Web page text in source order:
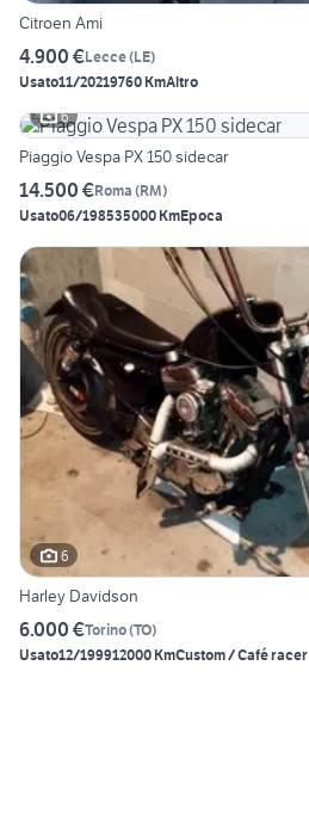
Citroen Ami
4.900 €Lecce(LE)
Usato11/20219760 KmAltro
6
Piaggio Vespa PX 150 sidecar
14.500 €Roma (RM)
Usato06/198535000 KmEpoca
6
Harley Davidson
6.000 €Torino(TO)
Usato12/199912000 KmCustom / Café racer